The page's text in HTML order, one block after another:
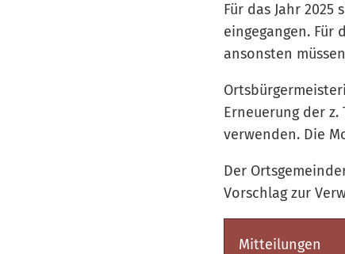
Für das Jahr
eingegangen. Für
ansonsten
Erneuerung der
verwenden. Die
Der
Vorschlag zur
Mitteilungen